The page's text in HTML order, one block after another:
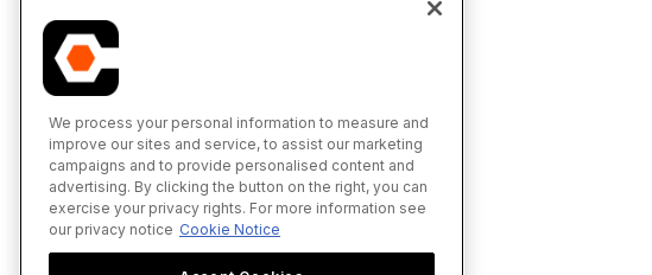
We process your personal information to measure and
improve our sites and service, to assist our marketing
campaigns and to provide personalised content and
advertising. By clicking the button on the right, you can
exercise your privacy rights. For more information see
our privacy notice Cookie Notice